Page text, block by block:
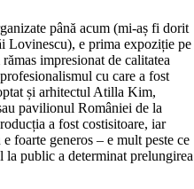
până acum (mi-aș fi dorit
Lovinescu), e prima expoziție pe
rămas impresionat de calitatea
cu care a fost
și arhitectul Atilla Kim,
pavilionul României de la
a fost costisitoare, iar
foarte generos – e mult peste ce
la public a determinat prelungirea